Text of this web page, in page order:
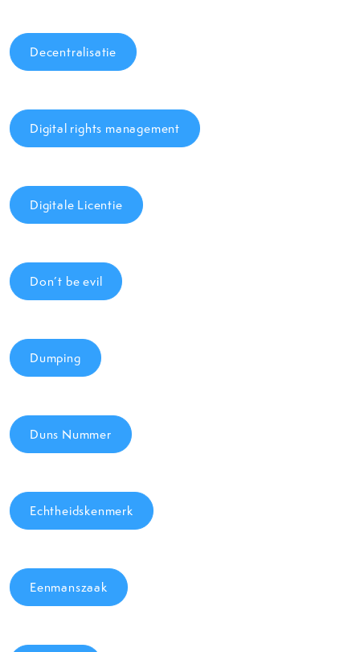
Decentralisatie
Digital rights management
Digitale Licentie
Don’t be evil
Dumping
Duns Nummer
Echtheidskenmerk
Eenmanszaak